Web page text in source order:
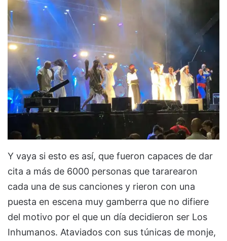
Y vaya si esto es así, que fueron capaces de dar
cita a más de 6000 personas que tararearon
cada una de sus canciones y rieron con una
puesta en escena muy gamberra que no difiere
del motivo por el que un día decidieron ser Los
Inhumanos. Ataviados con sus túnicas de monje,